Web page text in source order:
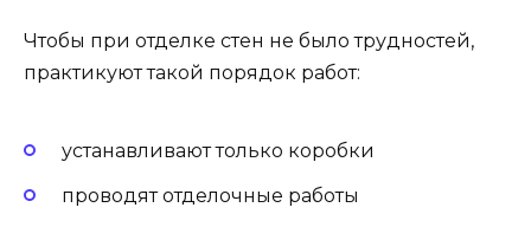
Чтобы при отделке стен не было трудностей,
практикуют такой порядок работ:
устанавливают только коробки
проводят отделочные работы